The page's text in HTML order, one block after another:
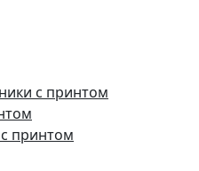
с принтом
принтом